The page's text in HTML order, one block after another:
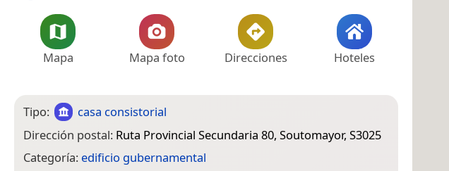
Mapa Mapa foto Direcciones Hoteles
Tipo:
casa consistorial
Dirección postal: Ruta Provincial Secundaria 80, Soutomayor, S3025
Categoría: edificio gubernamental